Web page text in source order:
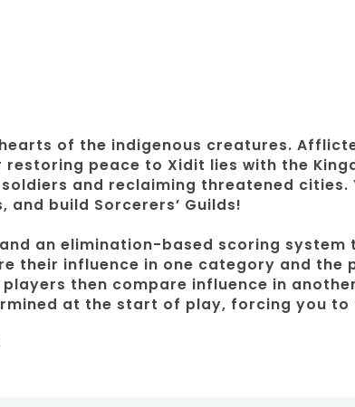
of the indigenous creatures.
peace to Xidit lies with the
and reclaiming threatened
build Sorcerers’ Guilds!
an elimination-based scoring
their influence in one category and the
then compare influence in
at the start of play, forcing you